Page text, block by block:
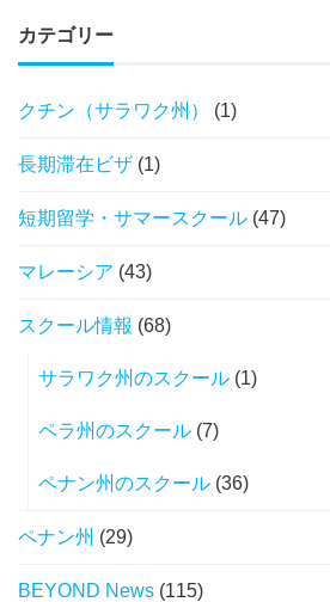
カテゴリー
クチン（サラワク州） (1)
長期滞在ビザ (1)
短期留学・サマースクール (47)
マレーシア (43)
スクール情報 (68)
サラワク州のスクール (1)
ペラ州のスクール (7)
ペナン州のスクール (36)
ペナン州 (29)
BEYOND News (115)